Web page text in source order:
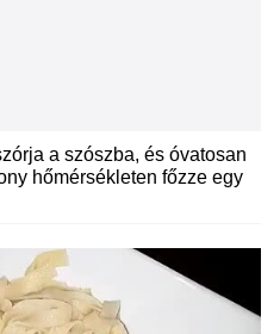
a szószba, és óvatosan
hőmérsékleten főzze egy